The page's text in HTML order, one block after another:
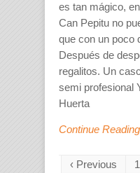
es tan mágico,
Can Pepitu no
que con un poco
Después de
regalitos. Un
semi profesional
Huerta
Continue
‹ Previous 1